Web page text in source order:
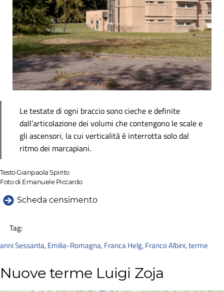
Le testate di ogni braccio sono cieche e definite
dall’articolazione dei volumi che contengono le scale e
gli ascensori, la cui verticalità è interrotta solo dal
ritmo dei marcapiani.
Testo Gianpaola Spirito
Foto di Emanuele Piccardo
Scheda censimento
Tag:
anni Sessanta,Emilia-Romagna,Franca Helg,Franco Albini,terme
Nuove terme Luigi Zoja